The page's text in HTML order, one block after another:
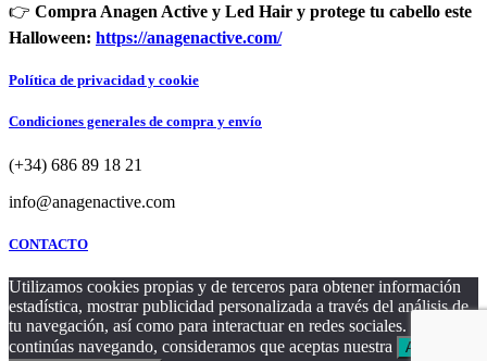
👉 Compra Anagen Active y Led Hair y protege tu cabello este
Halloween: https://anagenactive.com/
Política de privacidad y cookie
Condiciones generales de compra y envío
(+34) 686 89 18 21
info@anagenactive.com
CONTACTO
Utilizamos cookies propias y de terceros para obtener información
estadística, mostrar publicidad personalizada a través del análisis de
tu navegación, así como para interactuar en redes sociales. Si
continúas navegando, consideramos que aceptas nuestra
Aceptar